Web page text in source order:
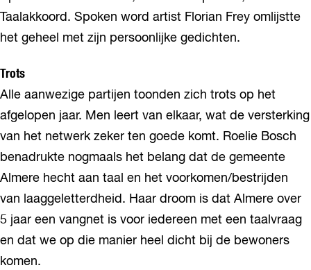
Taalakkoord. Spoken word artist Florian Frey omlijstte
het geheel met zijn persoonlijke gedichten.
Trots
Alle aanwezige partijen toonden zich trots op het
afgelopen jaar. Men leert van elkaar, wat de versterking
van het netwerk zeker ten goede komt. Roelie Bosch
benadrukte nogmaals het belang dat de gemeente
Almere hecht aan taal en het voorkomen/bestrijden
van laaggeletterdheid. Haar droom is dat Almere over
5 jaar een vangnet is voor iedereen met een taalvraag
en dat we op die manier heel dicht bij de bewoners
komen.